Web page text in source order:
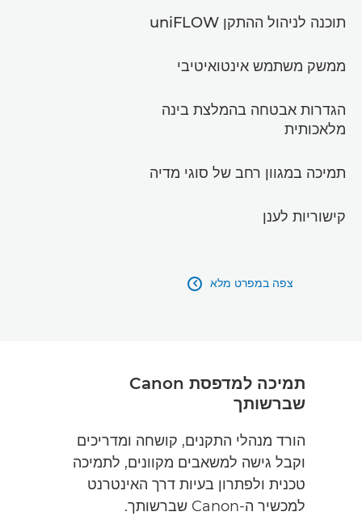
תוכנה לניהול ההתקן uniFLOW
ממשק משתמש אינטואיטיבי
הגדרות אבטחה בהמלצת בינה
מלאכותית
תמיכה במגוון רחב של סוגי מדיה
קישוריות לענן
צפה במפרט מלא 
תמיכה למדפסת Canon
שברשותך
הורד מנהלי התקנים, קושחה ומדריכים
וקבל גישה למשאבים מקוונים, לתמיכה
טכנית ולפתרון בעיות דרך האינטרנט
למכשיר ה-Canon שברשותך.